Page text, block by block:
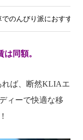
のんびり派におすすめ
同額。
れば、断然KLIAエ
ィーで快適な移